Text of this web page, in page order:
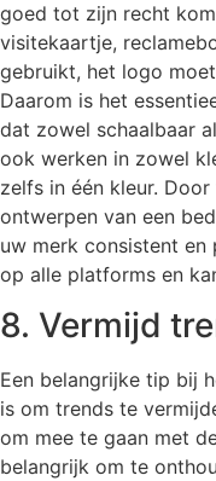
goed tot zijn recht
visitekaartje,
gebruikt, het logo
Daarom is het
dat zowel schaalbaar
ook werken in zowel
zelfs in één kleur.
ontwerpen van een
uw merk consistent
op alle platforms en
8. Vermijd
Een belangrijke tip bij
is om trends te
om mee te gaan met
belangrijk om te